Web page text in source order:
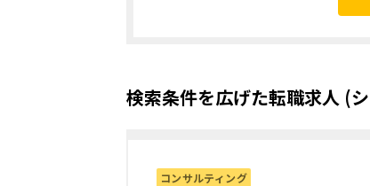
検索条件を広げた転職求人 (
コンサルティング